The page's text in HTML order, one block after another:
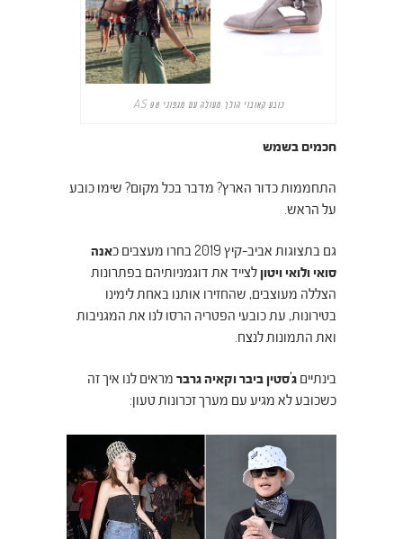
כובע קאובוי הולך מעולה עם מגפוני AS 98
חכמים בשמש
התחממות כדור הארץ? מדבר בכל מקום? שימו כובע
על הראש.
גם בתצוגות אביב-קיץ 2019 בחרו מעצבים כ
אנה
סואי ולואי ויטוןלצייד את דוגמניותיהם בפתרונות
הצללה מעוצבים, שהחזירו אותנו באחת לימינו
בטירונות, עת כובעי הפטריה הרסו לנו את המגניבות
ואת התמונות לנצח.
בינתיים ג'סטין ביבר וקאיה גרבר מראים לנו איך זה
כשכובע לא מגיע עם מערך זכרונות טעון: